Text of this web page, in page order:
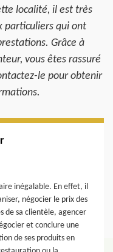
localité, il est très
particuliers qui ont
Grâce à
vous êtes rassuré
le pour obtenir
inégalable. En effet, il
négocier le prix des
de sa clientèle, agencer
et conclure une
de ses produits en